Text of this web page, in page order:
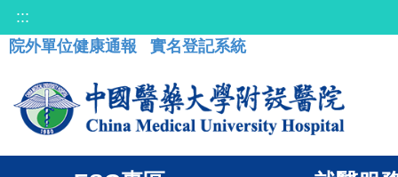
:::
院外單位健康通報
實名登記系統